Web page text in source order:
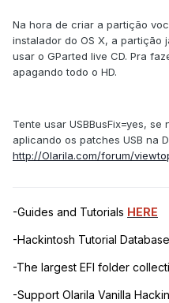
Na hora de criar a partição
instalador do OS X, a partição
usar o GParted live CD. Pra
apagando todo o HD.
Tente usar USBBusFix=yes,
aplicando os patches USB na
http://Olarila.com/forum/
-Guides and Tutorials HERE
-Hackintosh Tutorial
-The largest EFI folder
-Support Olarila Vanilla